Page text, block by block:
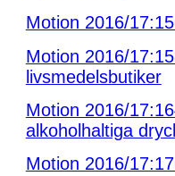
Motion 2016/
Motion 2016/
livsmedelsbutiker
Motion 2016/
alkoholhaltiga
Motion 2016/